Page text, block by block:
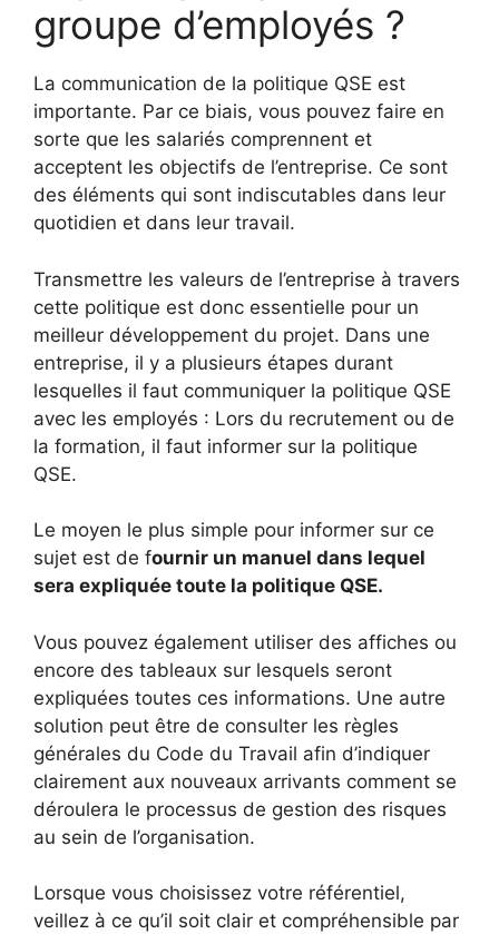
groupe d’employés ?
La communication de la politique QSE est
importante. Par ce biais, vous pouvez faire en
sorte que les salariés comprennent et
acceptent les objectifs de l’entreprise. Ce sont
des éléments qui sont indiscutables dans leur
quotidien et dans leur travail.
Transmettre les valeurs de l’entreprise à travers
cette politique est donc essentielle pour un
meilleur développement du projet. Dans une
entreprise, il y a plusieurs étapes durant
lesquelles il faut communiquer la politique QSE
avec les employés : Lors du recrutement ou de
la formation, il faut informer sur la politique
QSE.
Le moyen le plus simple pour informer sur ce
sujet est de fournir un manuel dans lequel
sera expliquée toute la politique QSE.
Vous pouvez également utiliser des affiches ou
encore des tableaux sur lesquels seront
expliquées toutes ces informations. Une autre
solution peut être de consulter les règles
générales du Code du Travail afin d’indiquer
clairement aux nouveaux arrivants comment se
déroulera le processus de gestion des risques
au sein de l’organisation.
Lorsque vous choisissez votre référentiel,
veillez à ce qu’il soit clair et compréhensible par